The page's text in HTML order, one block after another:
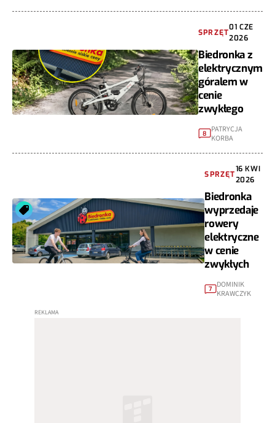
SPRZĘT
01 CZE
2026
Biedronka z
elektrycznym
góralem w
cenie
zwykłego
8
PATRYCJA
KORBA
SPRZĘT
16 KWI
2026
Biedronka
wyprzedaje
rowery
elektryczne
w cenie
zwykłych
7
DOMINIK
KRAWCZYK